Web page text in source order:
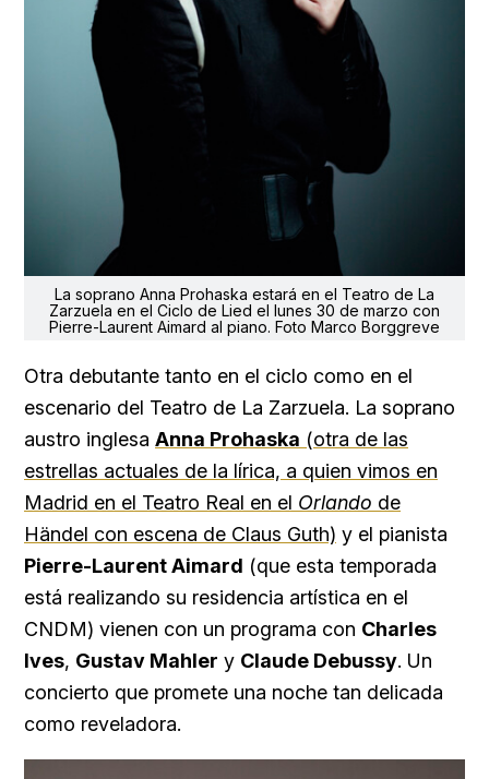
La soprano Anna Prohaska estará en el Teatro de La
Zarzuela en el Ciclo de Lied el lunes 30 de marzo con
Pierre-Laurent Aimard al piano. Foto Marco Borggreve
Otra debutante tanto en el ciclo como en el
escenario del Teatro de La Zarzuela. La soprano
austro inglesa Anna Prohaska (otra de las
estrellas actuales de la lírica, a quien vimos en
Madrid en el Teatro Real en el Orlando de
Händel con escena de Claus Guth) y el pianista
Pierre-Laurent Aimard (que esta temporada
está realizando su residencia artística en el
CNDM) vienen con un programa con Charles
Ives, Gustav Mahler y Claude Debussy. Un
concierto que promete una noche tan delicada
como reveladora.